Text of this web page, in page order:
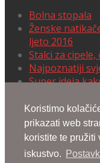
Koristimo
prikazati web
koristite te
iskustvo.
Bolna stopala
Ženske
ljeto 2016
Stalci za cipele,
Najpoznatiji
Super ideja
Cipele koje
Lennyo
Varina Flats
Pebble Lace